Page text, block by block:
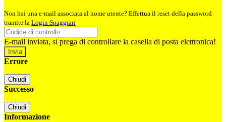
Non hai una e-mail associata al nome utente? Effettua il reset della password
tramite la Login Spaggiari
E-mail inviata, si prega di controllare la casella di posta elettronica!
Errore
Chiudi
Successo
Chiudi
Informazione